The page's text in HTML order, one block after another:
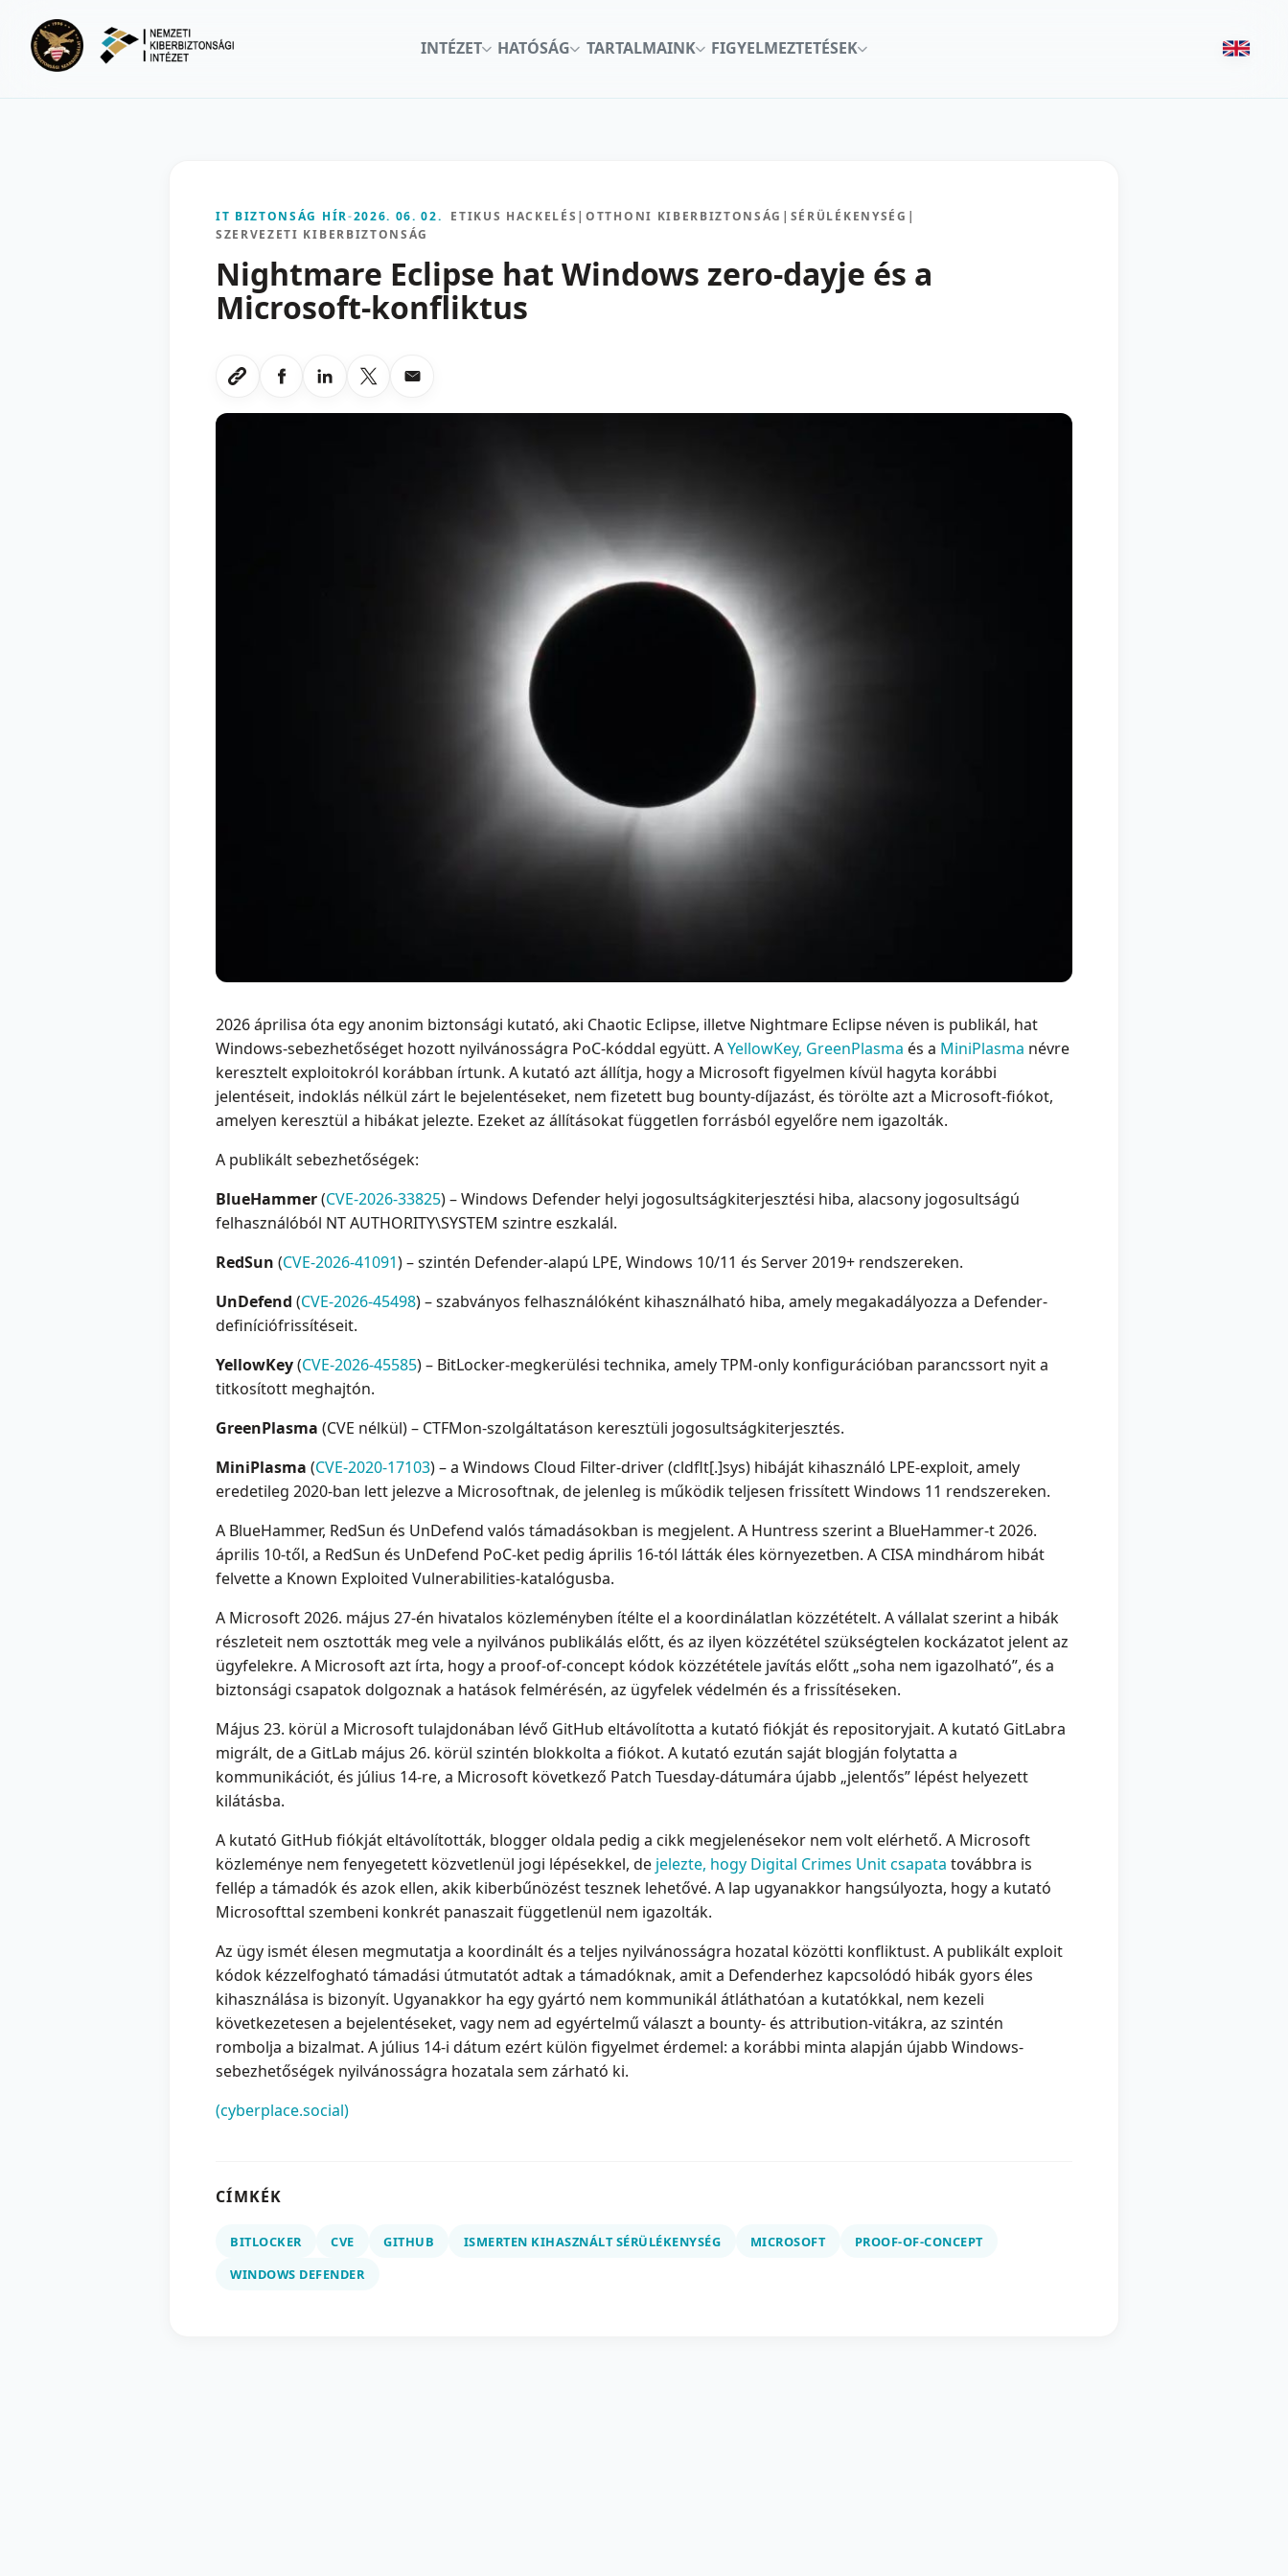
INTÉZET
HATÓSÁG TARTALMAINK FIGYELMEZTETÉSEK
IT BIZTONSÁG HÍR-2026. 06. 02. ETIKUS HACKELÉS |OTTHONI KIBERBIZTONSÁG | SÉRÜLÉKENYSÉG |
SZERVEZETI KIBERBIZTONSÁG
Nightmare Eclipse hat Windows zero-dayje és a
Microsoft-konfliktus
Link masolasa
Megosztas Facebookon
Megosztas LinkedInen
Megosztas X-en
Megosztas emailben
2026 áprilisa óta egy anonim biztonsági kutató, aki Chaotic Eclipse, illetve Nightmare Eclipse néven is publikál, hat
Windows-sebezhetőséget hozott nyilvánosságra PoC-kóddal együtt. AYellowKey, GreenPlasma és a MiniPlasma névre
keresztelt exploitokról korábban írtunk. A kutató azt állítja, hogy a Microsoft figyelmen kívül hagyta korábbi
jelentéseit, indoklás nélkül zárt le bejelentéseket, nem fizetett bug bounty-díjazást, és törölte azt a Microsoft-fiókot,
amelyen keresztül a hibákat jelezte. Ezeket az állításokat független forrásból egyelőre nem igazolták.
A publikált sebezhetőségek:
BlueHammer(CVE-2026-33825) – Windows Defender helyi jogosultságkiterjesztési hiba, alacsony jogosultságú
felhasználóból NT AUTHORITY\SYSTEM szintre eszkalál.
RedSun (CVE-2026-41091) – szintén Defender-alapú LPE, Windows 10/11 és Server 2019+ rendszereken.
UnDefend (CVE-2026-45498) – szabványos felhasználóként kihasználható hiba, amely megakadályozza a Defender-
definíciófrissítéseit.
YellowKey(CVE-2026-45585) – BitLocker-megkerülési technika, amely TPM-only konfigurációban parancssort nyit a
titkosított meghajtón.
GreenPlasma (CVE nélkül) – CTFMon-szolgáltatáson keresztüli jogosultságkiterjesztés.
MiniPlasma (CVE-2020-17103) – a Windows Cloud Filter-driver (cldflt[.]sys) hibáját kihasználó LPE-exploit, amely
eredetileg 2020-ban lett jelezve a Microsoftnak, de jelenleg is működik teljesen frissített Windows 11 rendszereken.
A BlueHammer, RedSun és UnDefend valós támadásokban is megjelent. A Huntress szerint a BlueHammer-t 2026.
április 10-től, a RedSun és UnDefend PoC-ket pedig április 16-tól látták éles környezetben. A CISA mindhárom hibát
felvette a Known Exploited Vulnerabilities-katalógusba.
A Microsoft 2026. május 27-én hivatalos közleményben ítélte el a koordinálatlan közzétételt. A vállalat szerint a hibák
részleteit nem osztották meg vele a nyilvános publikálás előtt, és az ilyen közzététel szükségtelen kockázatot jelent az
ügyfelekre. A Microsoft azt írta, hogy a proof-of-concept kódok közzététele javítás előtt „soha nem igazolható”, és a
biztonsági csapatok dolgoznak a hatások felmérésén, az ügyfelek védelmén és a frissítéseken.
Május 23. körül a Microsoft tulajdonában lévő GitHub eltávolította a kutató fiókját és repositoryjait. A kutató GitLabra
migrált, de a GitLab május 26. körül szintén blokkolta a fiókot. A kutató ezután saját blogján folytatta a
kommunikációt, és július 14-re, a Microsoft következő Patch Tuesday-dátumára újabb „jelentős” lépést helyezett
kilátásba.
A kutató GitHub fiókját eltávolították, blogger oldala pedig a cikk megjelenésekor nem volt elérhető. A Microsoft
közleménye nem fenyegetett közvetlenül jogi lépésekkel, de jelezte, hogy Digital Crimes Unit csapata továbbra is
fellép a támadók és azok ellen, akik kiberbűnözést tesznek lehetővé. A lap ugyanakkor hangsúlyozta, hogy a kutató
Microsofttal szembeni konkrét panaszait függetlenül nem igazolták.
Az ügy ismét élesen megmutatja a koordinált és a teljes nyilvánosságra hozatal közötti konfliktust. A publikált exploit
kódok kézzelfogható támadási útmutatót adtak a támadóknak, amit a Defenderhez kapcsolódó hibák gyors éles
kihasználása is bizonyít. Ugyanakkor ha egy gyártó nem kommunikál átláthatóan a kutatókkal, nem kezeli
következetesen a bejelentéseket, vagy nem ad egyértelmű választ a bounty- és attribution-vitákra, az szintén
rombolja a bizalmat. A július 14-i dátum ezért külön figyelmet érdemel: a korábbi minta alapján újabb Windows-
sebezhetőségek nyilvánosságra hozatala sem zárható ki.
(cyberplace.social)
CÍMKÉK
BITLOCKER CVE GITHUB ISMERTEN KIHASZNÁLT SÉRÜLÉKENYSÉG MICROSOFT
PROOF-OF-CONCEPT
WINDOWS DEFENDER